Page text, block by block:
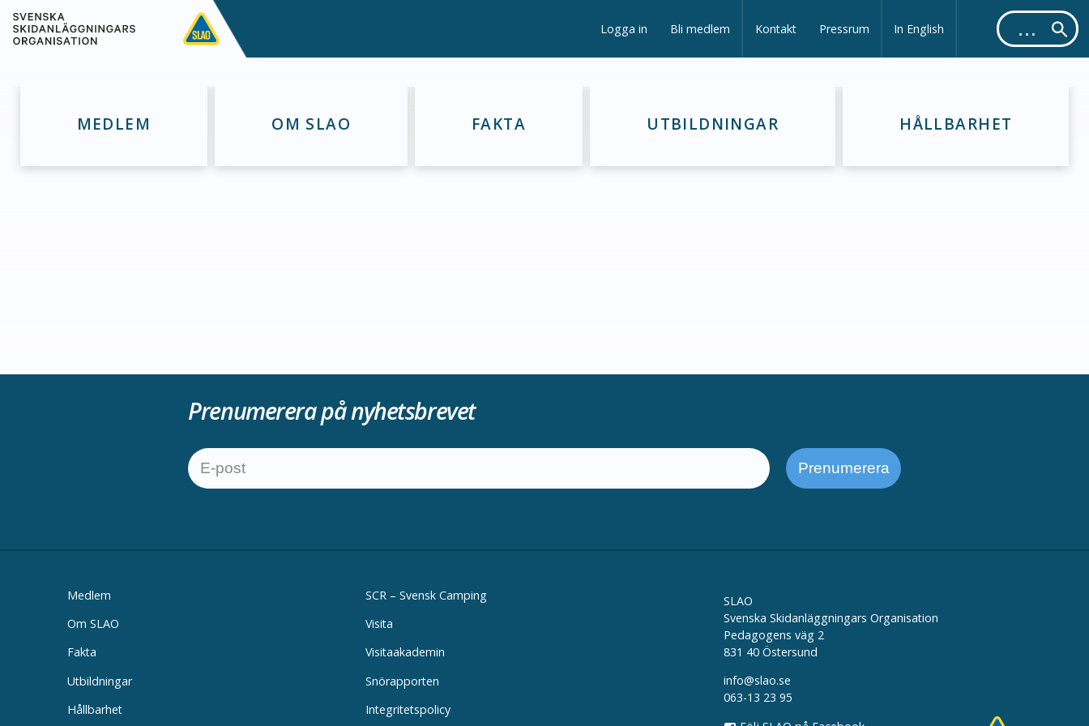
Logga in Bli medlem Kontakt Pressrum In English
MEDLEM OM SLAO FAKTA UTBILDNINGAR HÅLLBARHET
Prenumerera på nyhetsbrevet
Medlem
Om SLAO
Fakta
Utbildningar
Hållbarhet
SCR – Svensk Camping
Visita
Visitaakademin
Snörapporten
Integritetspolicy
SLAO
Svenska Skidanläggningars Organisation
Pedagogens väg 2
831 40 Östersund
info@slao.se
063-13 23 95